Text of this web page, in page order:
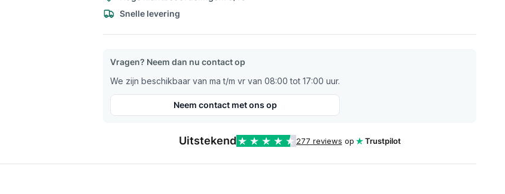
Snelle levering
Vragen? Neem dan nu contact op
We zijn beschikbaar van ma t/m vr van 08:00 tot 17:00 uur.
Neem contact met ons op
Uitstekend 277 reviews op Trustpilot